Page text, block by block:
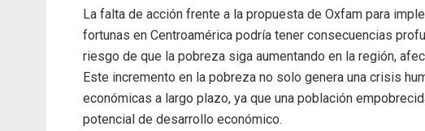
La falta de acción frente a la propuesta de Oxfam para
fortunas en Centroamérica podría tener consecuencias
riesgo de que la pobreza siga aumentando en la región,
Este incremento en la pobreza no solo genera una crisis
económicas a largo plazo, ya que una población
potencial de desarrollo económico.